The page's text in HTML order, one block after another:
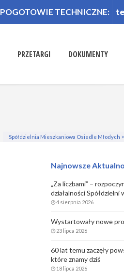
POGOTOWIE TECHNICZNE:
PRZETARGI DOKUMENTY
Spółdzielnia Mieszkaniowa Osiedle Młodych >
Najnowsze
„Za liczbami” –
działalności Spółdzielni
4 sierpnia 2026
Wystartowały nowe
23 lipca 2026
60 lat temu zaczęły
które znamy dziś
18 lipca 2026